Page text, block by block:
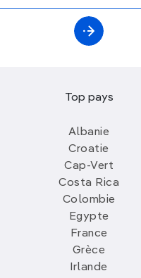
Top pays
Albanie
Croatie
Cap-Vert
Costa Rica
Colombie
Egypte
France
Grèce
Irlande